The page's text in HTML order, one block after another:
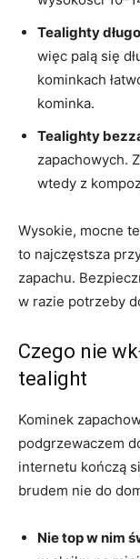
Tealighty
więc palą się
kominkach
kominka.
Tealighty
zapachowych.
wtedy z
Wysokie, mocne
to najczęstsza
zapachu.
w razie potrzeby
Czego nie
tealight
Kominek
podgrzewaczem
internetu kończą
brudem nie do
Nie top w nim